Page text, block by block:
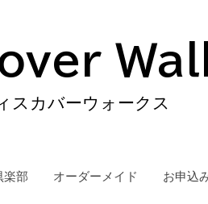
スカバーウォークス
楽部 オーダーメイド お申込